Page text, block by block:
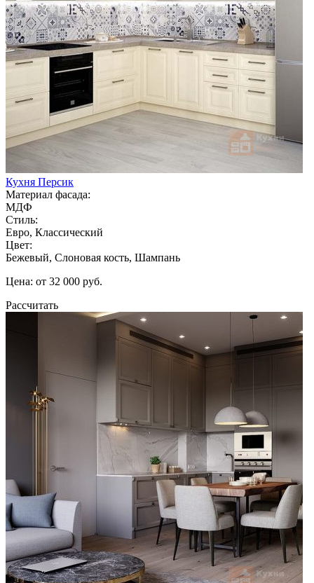
Кухня Персик
Материал фасада:
МДФ
Стиль:
Евро, Классический
Цвет:
Бежевый, Слоновая кость, Шампань
Цена: от 32 000 руб.
Рассчитать